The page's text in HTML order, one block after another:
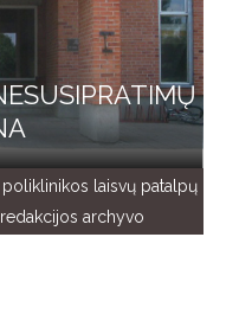
laisvų patalpų
archyvo